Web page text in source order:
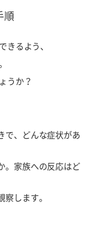
順
るよう、
うか？
で、どんな症状があ
。家族への反応はど
します。